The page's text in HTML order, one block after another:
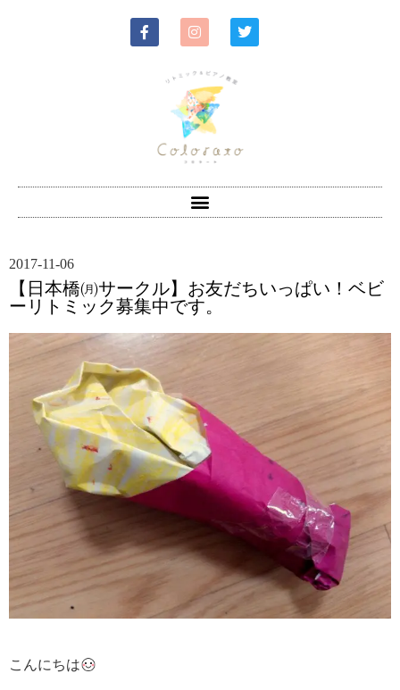
2017-11-06
【日本橋㈪サークル】お友だちいっぱい！ベビ
ーリトミック募集中です。
こんにちは